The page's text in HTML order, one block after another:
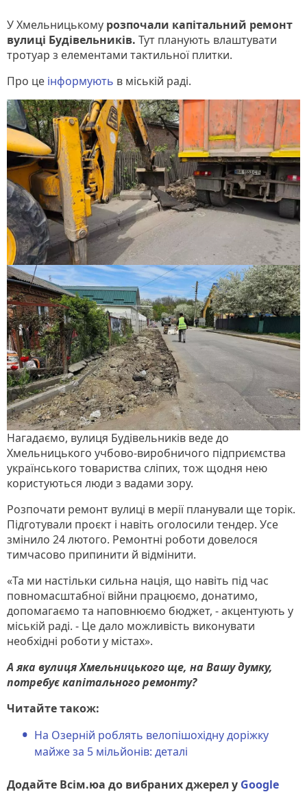
У Хмельницькому розпочали капітальний ремонт
вулиці Будівельників. Тут планують влаштувати
тротуар з елементами тактильної плитки.
Про це інформують в міській раді.
Нагадаємо, вулиця Будівельників веде до
Хмельницького учбово-виробничого підприємства
українського товариства сліпих, тож щодня нею
користуються люди з вадами зору.
Розпочати ремонт вулиці в мерії планували ще торік.
Підготували проєкт і навіть оголосили тендер. Усе
змінило 24 лютого. Ремонтні роботи довелося
тимчасово припинити й відмінити.
«Та ми настільки сильна нація, що навіть під час
повномасштабної війни працюємо, донатимо,
допомагаємо та наповнюємо бюджет, - акцентують у
міській раді. - Це дало можливість виконувати
необхідні роботи у містах».
А яка вулиця Хмельницького ще, на Вашу думку,
потребує капітального ремонту?
Читайте також:
На Озерній роблять велопішохідну доріжку
майже за 5 мільйонів: деталі
Додайте Всім.юа до вибраних джерел у Google